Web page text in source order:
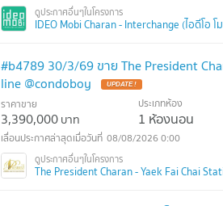
IDEO Mobi Charan - Interchange (ไอดีโอ
#b4789 30/3/69 ขาย The President
line @condoboy
ราคาขาย
3,390,000บาท
ประเภทห้อง
1 ห้องนอน
08/08/2026 0:00
The President Charan - Yaek Fai Chai